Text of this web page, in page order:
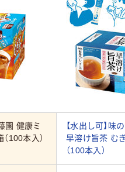
園 健康ミ
100本入）
【水出し可】味
早溶け旨茶 む
（100本入）